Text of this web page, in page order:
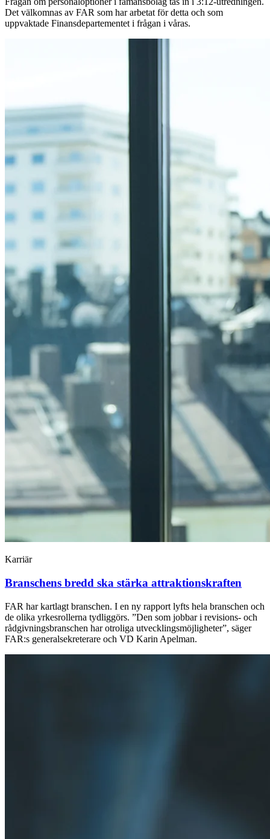
Det välkomnas av FAR som har arbetat för detta och som
uppvaktade Finansdepartementet i frågan i våras.
Karriär
Branschens bredd ska stärka attraktions­kraften
FAR har kartlagt branschen. I en ny rapport lyfts hela branschen och
de olika yrkesrollerna tydliggörs. ”Den som jobbar i revisions- och
rådgivningsbranschen har otroliga utvecklingsmöjligheter”, säger
FAR:s generalsekreterare och VD Karin Apelman.